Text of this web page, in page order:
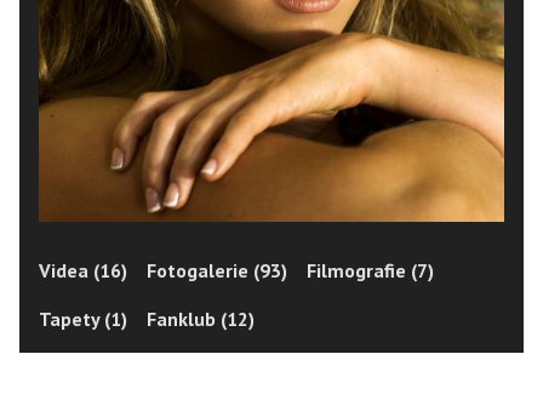
Videa (16) Fotogalerie (93)
Filmografie (7)
Tapety (1)
Fanklub (12)